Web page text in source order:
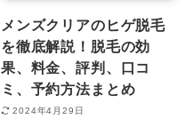
メンズクリアのヒゲ脱毛
を徹底解説！脱毛の効
果、料金、評判、口コ
ミ、予約方法まとめ
2024年4月29日